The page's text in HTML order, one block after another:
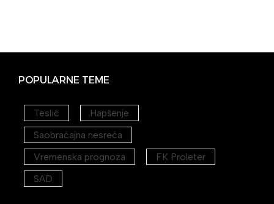
POPULARNE TEME
Teslić
Hapšenje
Saobraćajna nesreća
Vremenska prognoza
FK Proleter
SAD